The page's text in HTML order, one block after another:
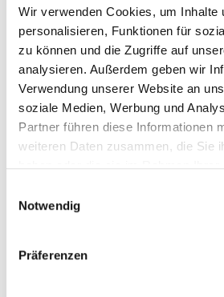
Wir verwenden Cookies, um Inhalte
personalisieren, Funktionen für
zu können und die Zugriffe auf
analysieren. Außerdem geben wir
Verwendung unserer Website an
soziale Medien, Werbung und
Partner führen diese Informationen
weiteren Daten zusammen, die Sie
Notwendig
Präferenzen
Sauna-Bereich
Entspannt Euch in einer unserer
bieten finnische Sauna und